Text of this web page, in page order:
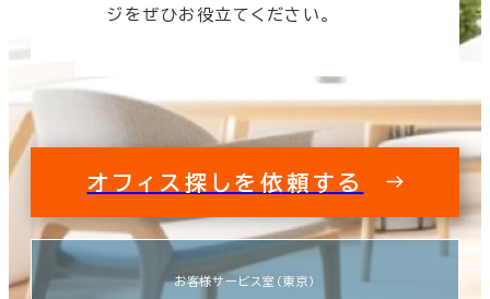
ジをぜひお役立てください。
オフィス探しを依頼する
お客様サービス室（東京）